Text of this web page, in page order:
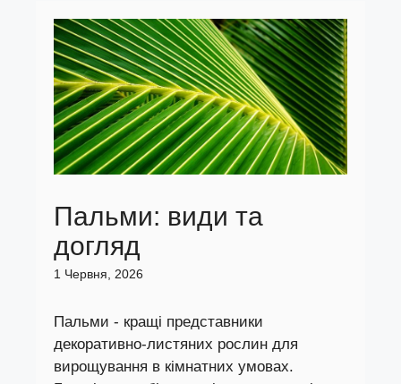
Пальми: види та
догляд
1 Червня, 2026
Пальми - кращі представники
декоративно-листяних рослин для
вирощування в кімнатних умовах.